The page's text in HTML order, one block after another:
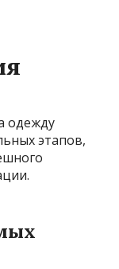
одежду
этапов,